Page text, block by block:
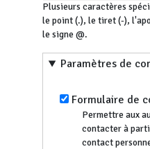
Plusieurs caractères
le point (.), le tiret (-),
le signe @.
Paramètres de
Formulaire de
Permettre aux
contacter à
contact